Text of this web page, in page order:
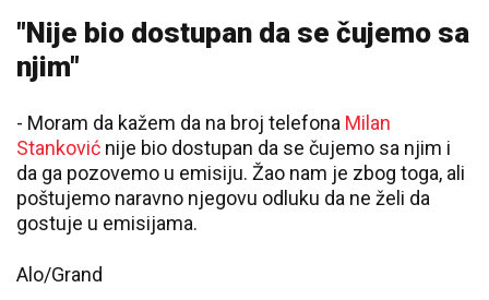
"Nije bio dostupan da se čujemo sa
njim"
- Moram da kažem da na broj telefona Milan
Stanković nije bio dostupan da se čujemo sa njim i
da ga pozovemo u emisiju. Žao nam je zbog toga, ali
poštujemo naravno njegovu odluku da ne želi da
gostuje u emisijama.
Alo/Grand